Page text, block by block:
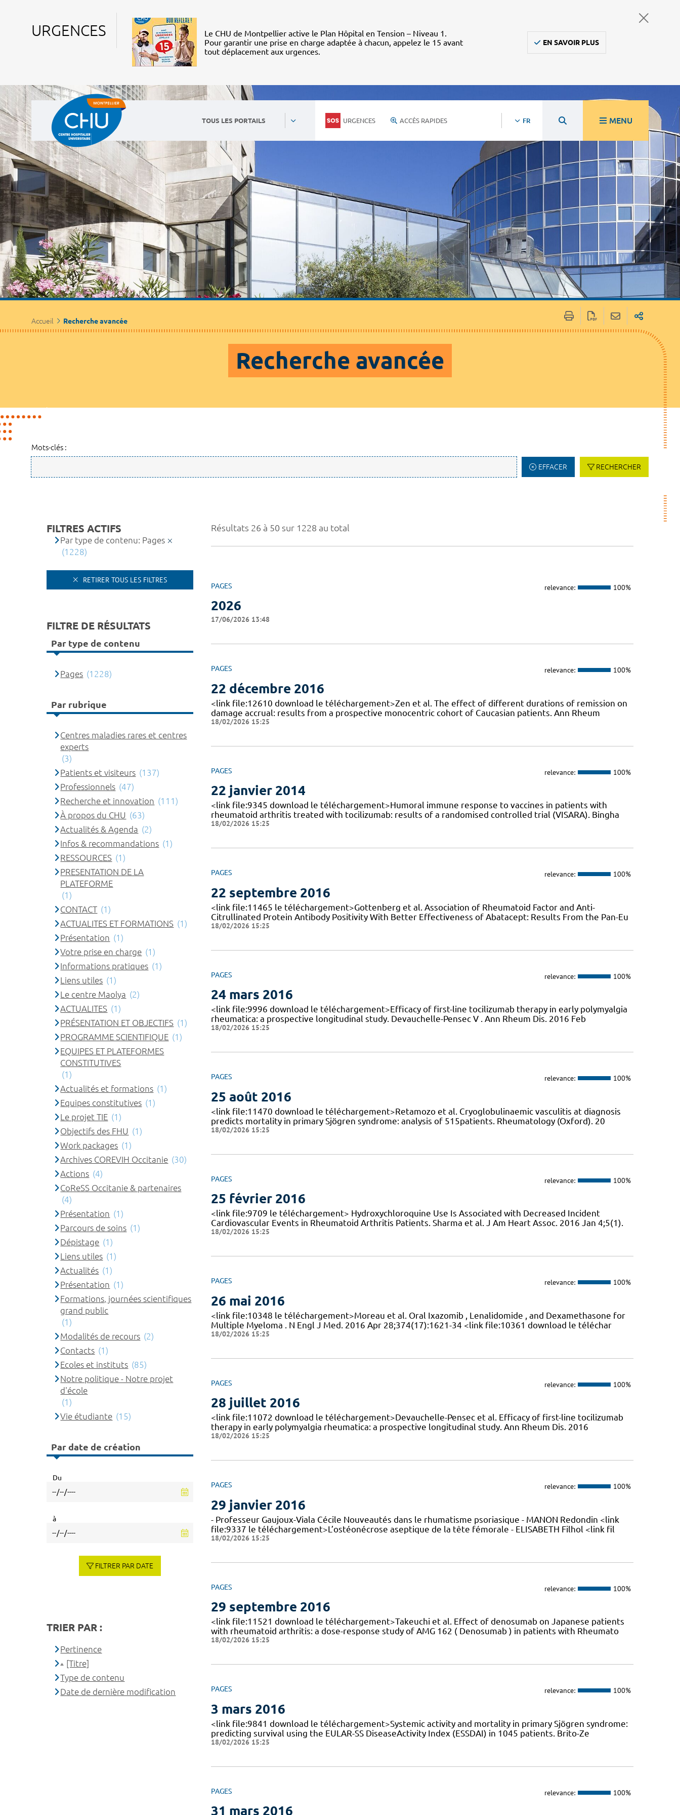
URGENCES
Le CHU de Montpellier active le Plan Hôpital en Tension – Niveau 1.
Pour garantir une prise en charge adaptée à chacun, appelez le 15 avant
tout déplacement aux urgences.
EN SAVOIR PLUS
TOUS LES PORTAILS URGENCES ACCÈS RAPIDES FR MENU
Accueil Recherche avancée
Recherche avancée
Mots-clés :
EFFACER RECHERCHER
Résultats 26 à 50 sur 1228 au total
PAGES relevance: 100%
2026
17/06/2026 13:48
PAGES relevance: 100%
22 décembre 2016
<link file:12610 download le téléchargement>Zen et al. The effect of different durations of remission on
damage accrual: results from a prospective monocentric cohort of Caucasian patients. Ann Rheum
18/02/2026 15:25
PAGES relevance: 100%
22 janvier 2014
<link file:9345 download le téléchargement>Humoral immune response to vaccines in patients with
rheumatoid arthritis treated with tocilizumab: results of a randomised controlled trial (VISARA). Bingha
18/02/2026 15:25
PAGES relevance: 100%
22 septembre 2016
<link file:11465 le téléchargement>Gottenberg et al. Association of Rheumatoid Factor and Anti-
Citrullinated Protein Antibody Positivity With Better Effectiveness of Abatacept: Results From the Pan-Eu
18/02/2026 15:25
PAGES relevance: 100%
24 mars 2016
<link file:9996 download le téléchargement>Efficacy of first-line tocilizumab therapy in early polymyalgia
rheumatica: a prospective longitudinal study. Devauchelle-Pensec V . Ann Rheum Dis. 2016 Feb
18/02/2026 15:25
PAGES relevance: 100%
25 août 2016
<link file:11470 download le téléchargement>Retamozo et al. Cryoglobulinaemic vasculitis at diagnosis
predicts mortality in primary Sjögren syndrome: analysis of 515patients. Rheumatology (Oxford). 20
18/02/2026 15:25
PAGES relevance: 100%
25 février 2016
<link file:9709 le téléchargement> Hydroxychloroquine Use Is Associated with Decreased Incident
Cardiovascular Events in Rheumatoid Arthritis Patients. Sharma et al. J Am Heart Assoc. 2016 Jan 4;5(1).
18/02/2026 15:25
PAGES relevance: 100%
26 mai 2016
<link file:10348 le téléchargement>Moreau et al. Oral Ixazomib , Lenalidomide , and Dexamethasone for
Multiple Myeloma . N Engl J Med. 2016 Apr 28;374(17):1621-34 <link file:10361 download le téléchar
18/02/2026 15:25
PAGES relevance: 100%
28 juillet 2016
<link file:11072 download le téléchargement>Devauchelle-Pensec et al. Efficacy of first-line tocilizumab
therapy in early polymyalgia rheumatica: a prospective longitudinal study. Ann Rheum Dis. 2016
18/02/2026 15:25
PAGES relevance: 100%
29 janvier 2016
- Professeur Gaujoux-Viala Cécile Nouveautés dans le rhumatisme psoriasique - MANON Redondin <link
file:9337 le téléchargement>L’ostéonécrose aseptique de la tête fémorale - ELISABETH Filhol <link fil
18/02/2026 15:25
PAGES relevance: 100%
29 septembre 2016
<link file:11521 download le téléchargement>Takeuchi et al. Effect of denosumab on Japanese patients
with rheumatoid arthritis: a dose-response study of AMG 162 ( Denosumab ) in patients with Rheumato
18/02/2026 15:25
PAGES relevance: 100%
3 mars 2016
<link file:9841 download le téléchargement>Systemic activity and mortality in primary Sjögren syndrome:
predicting survival using the EULAR-SS DiseaseActivity Index (ESSDAI) in 1045 patients. Brito-Ze
18/02/2026 15:25
PAGES relevance: 100%
31 mars 2016
FILTRES ACTIFS
Par type de contenu: Pages
(1228)
RETIRER TOUS LES FILTRES
FILTRE DE RÉSULTATS
Par type de contenu
Pages (1228)
Par rubrique
Centres maladies rares et centres
experts
(3)
Patients et visiteurs (137)
Professionnels (47)
Recherche et innovation (111)
À propos du CHU (63)
Actualités & Agenda (2)
Infos & recommandations (1)
RESSOURCES (1)
PRESENTATION DE LA
PLATEFORME
(1)
CONTACT (1)
ACTUALITES ET FORMATIONS (1)
Présentation (1)
Votre prise en charge (1)
Informations pratiques (1)
Liens utiles (1)
Le centre Maolya (2)
ACTUALITES (1)
PRÉSENTATION ET OBJECTIFS (1)
PROGRAMME SCIENTIFIQUE (1)
EQUIPES ET PLATEFORMES
CONSTITUTIVES
(1)
Actualités et formations (1)
Equipes constitutives (1)
Le projet TIE (1)
Objectifs des FHU (1)
Work packages (1)
Archives COREVIH Occitanie (30)
Actions (4)
CoReSS Occitanie & partenaires
(4)
Présentation (1)
Parcours de soins (1)
Dépistage (1)
Liens utiles (1)
Actualités (1)
Présentation (1)
Formations, journées scientifiques
grand public
(1)
Modalités de recours (2)
Contacts (1)
Ecoles et instituts (85)
Notre politique - Notre projet
d'école
(1)
Vie étudiante (15)
Par date de création
Du
à
FILTRER PAR DATE
TRIER PAR :
Pertinence
[Titre]
Type de contenu
Date de dernière modification